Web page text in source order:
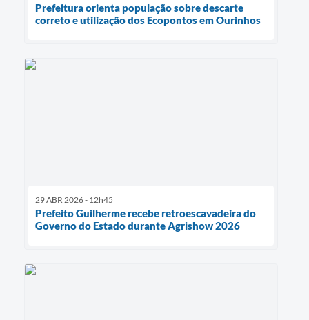
Prefeitura orienta população sobre descarte
correto e utilização dos Ecopontos em Ourinhos
29 ABR 2026 - 12h45
Prefeito Guilherme recebe retroescavadeira do
Governo do Estado durante Agrishow 2026